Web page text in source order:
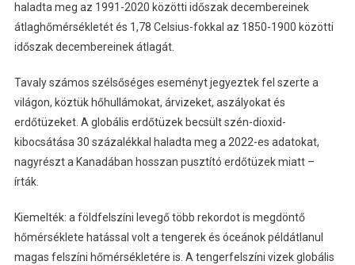
haladta meg az 1991-2020 közötti időszak decembereinek
átlaghőmérsékletét és 1,78 Celsius-fokkal az 1850-1900 közötti
időszak decembereinek átlagát.
Tavaly számos szélsőséges eseményt jegyeztek fel szerte a
világon, köztük hőhullámokat, árvizeket, aszályokat és
erdőtüzeket. A globális erdőtüzek becsült szén-dioxid-
kibocsátása 30 százalékkal haladta meg a 2022-es adatokat,
nagyrészt a Kanadában hosszan pusztító erdőtüzek miatt –
írták.
Kiemelték: a földfelszíni levegő több rekordot is megdöntő
hőmérséklete hatással volt a tengerek és óceánok példátlanul
magas felszíni hőmérsékletére is. A tengerfelszíni vizek globális